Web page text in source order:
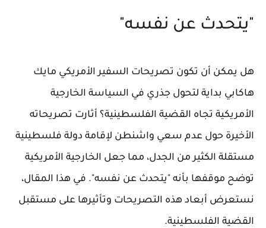
"يتحدث عن نفسه"
هل يمكن أن تكون تصريحات السفير الأمريكي مايك
هاكابي بداية لتحول جذري في السياسة الخارجية
الأمريكية تجاه القضية الفلسطينية؟ أثارت تصريحاته
الأخيرة حول عدم سعي واشنطن لإقامة دولة فلسطينية
مستقلة الكثير من الجدل، مما جعل الخارجية الأمريكية
توضح موقفها بأنه "يتحدث عن نفسه". في هذا المقال،
نستعرض أبعاد هذه التصريحات وتأثيرها على مستقبل
القضية الفلسطينية.